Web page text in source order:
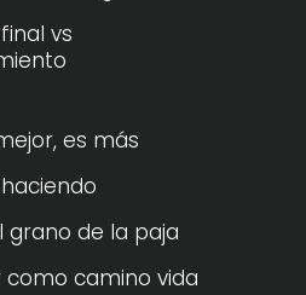
vs
es más
grano de la paja
camino vida